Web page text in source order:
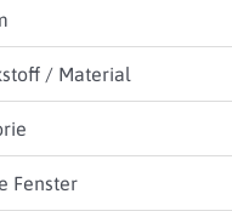
/ Material
Fenster